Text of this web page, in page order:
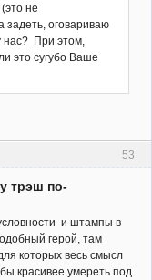
не
задеть, оговариваю
нас? При этом,
это сугубо Ваше
53
трэш по-
и штампы в
герой, там
которых весь смысл
красивее умереть под